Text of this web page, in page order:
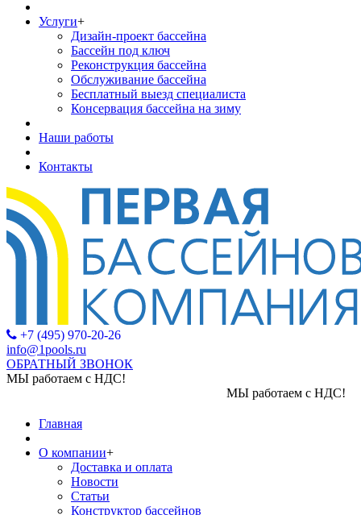
Услуги+
Дизайн-проект бассейна
Бассейн под ключ
Реконструкция бассейна
Обслуживание бассейна
Бесплатный выезд специалиста
Консервация бассейна на зиму
Наши работы
Контакты
+7 (495) 970-20-26
info@1pools.ru
ОБРАТНЫЙ ЗВОНОК
МЫ работаем с НДС!
Главная
О компании+
Доставка и оплата
Новости
Статьи
Конструктор бассейнов